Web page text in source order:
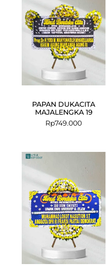
PAPAN DUKACITA
MAJALENGKA 19
Rp749.000